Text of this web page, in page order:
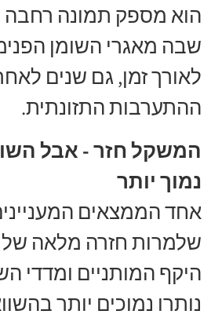
הוא מספק תמונה רחבה
שבה מאגרי השומן
לאורך זמן, גם שנים
ההתערבות התזונתית.
המשקל חזר - אבל
נמוך יותר
אחד הממצאים
שלמרות חזרה מלאה
היקף המותניים ומדדי
נותרו נמוכים יותר